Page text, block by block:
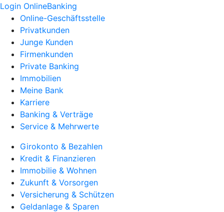
Login OnlineBanking
Online-Geschäftsstelle
Privatkunden
Junge Kunden
Firmenkunden
Private Banking
Immobilien
Meine Bank
Karriere
Banking & Verträge
Service & Mehrwerte
Girokonto & Bezahlen
Kredit & Finanzieren
Immobilie & Wohnen
Zukunft & Vorsorgen
Versicherung & Schützen
Geldanlage & Sparen